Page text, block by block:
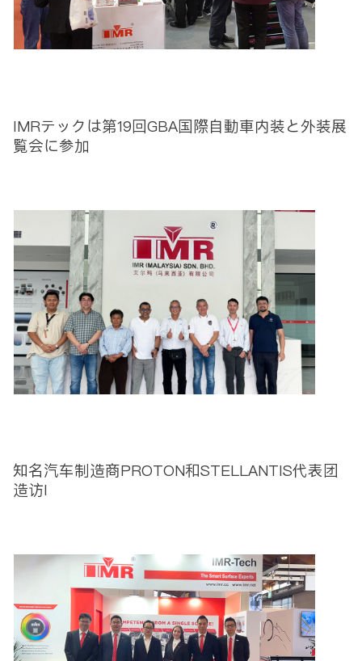
IMRテックは第19回GBA国際自動車内装と外装展
覧会に参加
知名汽车制造商PROTON和STELLANTIS代表团
造访I